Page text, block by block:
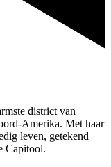
district van
Amerika. Met haar
leven, getekend
Capitool.